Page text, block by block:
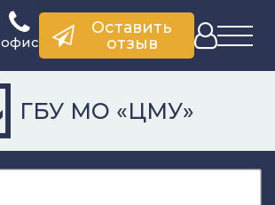
офис
Оставить
отзыв
ГБУ МО «ЦМУ»